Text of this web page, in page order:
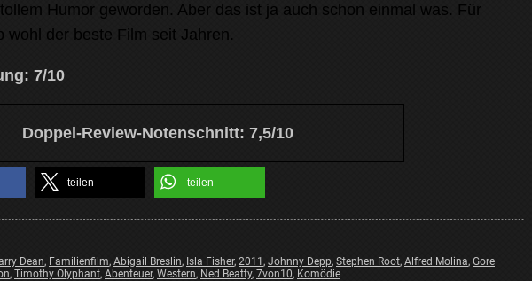
Humor geworden. Aber das ist ja auch schon einmal was. Für
wohl der beste Film seit Jahren.
7/10
Doppel-Review-Notenschnitt: 7,5/10
teilen teilen
Dean, Familienfilm, Abigail Breslin, Isla Fisher, 2011 , Johnny Depp, Stephen Root, Alfred Molina, Gore
, Timothy Olyphant, Abenteuer, Western, Ned Beatty, 7von10, Komödie